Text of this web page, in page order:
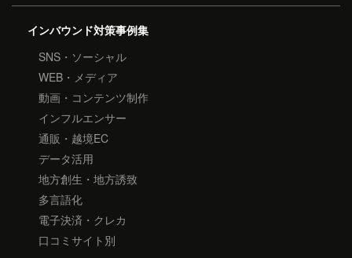
インバウンド対策事例集
SNS・ソーシャル
WEB・メディア
動画・コンテンツ制作
インフルエンサー
通販・越境EC
データ活用
地方創生・地方誘致
多言語化
電子決済・クレカ
口コミサイト別